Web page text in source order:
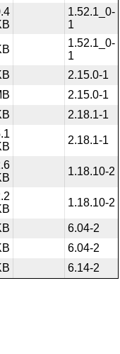
1.52.1_0-
1
1.52.1_0-
1
2.15.0-1
2.15.0-1
2.18.1-1
2.18.1-1
1.18.10-2
1.18.10-2
6.04-2
6.04-2
6.14-2